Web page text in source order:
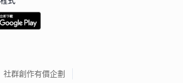
社群創作有價企劃